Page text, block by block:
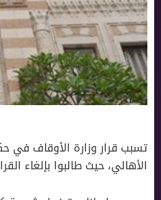
تسبب قرار وزارة الأوقاف في
الأهالي، حيث طالبوا بإلغاء